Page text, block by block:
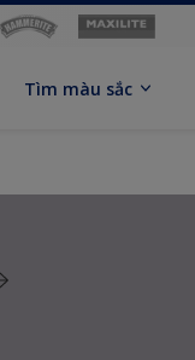
Tìm màu sắc